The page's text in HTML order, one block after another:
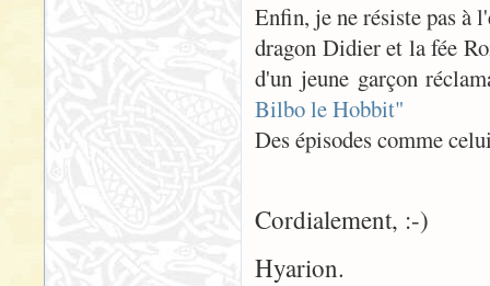
Enfin, je ne résiste pas à
dragon Didier et la fée
d'un jeune garçon
Bilbo le Hobbit"
Des épisodes comme
Cordialement, :-)
Hyarion.